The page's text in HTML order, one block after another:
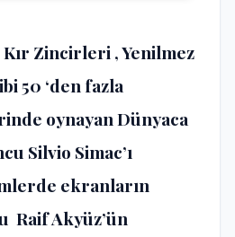
, Kır Zincirleri , Yenilmez
50 ‘den fazla
oynayan Dünyaca
Silvio Simac’ı
ekranların
Raif Akyüz’ün